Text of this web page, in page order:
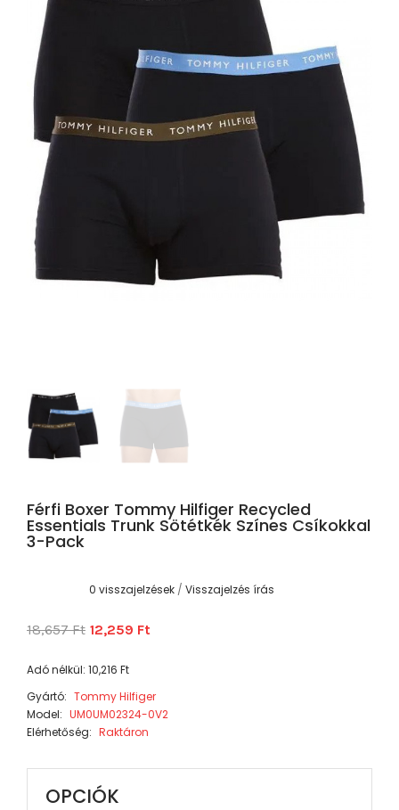
Férfi Boxer Tommy Hilfiger Recycled
Essentials Trunk Sötétkék Színes Csíkokkal
3-Pack
0 visszajelzések / Visszajelzés írás
18,657 Ft 12,259 Ft
Adó nélkül: 10,216 Ft
Gyártó: Tommy Hilfiger
Model: UM0UM02324-0V2
Elérhetőség: Raktáron
OPCIÓK